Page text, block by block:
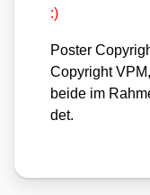
:)
Pos­ter
Copy­right
bei­de im
det.